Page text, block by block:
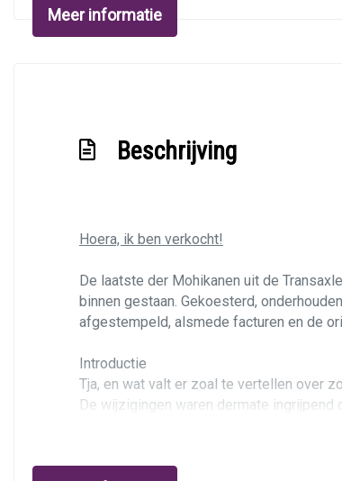
Meer informatie
Beschrijving
Hoera, ik ben verkocht!
De laatste der Mohikanen uit de
binnen gestaan. Gekoesterd,
afgestempeld, alsmede facturen en de
Introductie
Tja, en wat valt er zoal te vertellen over
De wijzigingen waren dermate
geoptimaliseerd, waardoor hij er liefst